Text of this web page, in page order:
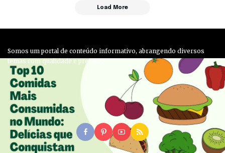
Load More
Somos um portal de conteúdo informativo, abrangendo diversos
temas com qualidade e precisão.